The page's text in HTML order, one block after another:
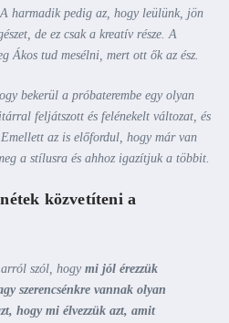
harmadik pedig az, hogy leülünk, jön
de ez csak a kreatív része. A
Ákos tud mesélni, mert ott ők az ész.
bekerül a próbaterembe egy olyan
feljátszott és felénekelt változat, és
az is előfordul, hogy már van
a stílusra és ahhoz igazítjuk a többit.
közvetíteni a
szól, hogy mi jól érezzük
szerencsénkre vannak olyan
hogy mi élvezzük azt, amit